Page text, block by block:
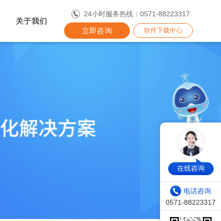
关于我们
24小时服务热线：0571-88223317
立即咨询 软件下载中心
在线咨询
电话咨询